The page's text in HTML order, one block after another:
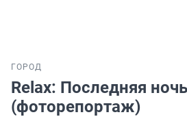
ГОРОД
Relax: Последняя
(фоторепортаж)